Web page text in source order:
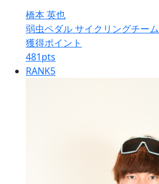
橋本 英也
弱虫ペダル サイクリングチーム
獲得ポイント
481pts
RANK5